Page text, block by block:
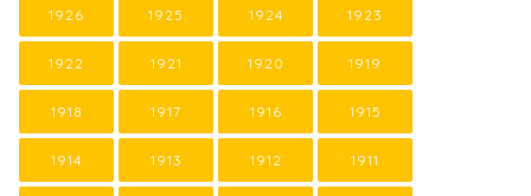
1926 1925 1924 1923
1922 1921 1920 1919
1918 1917 1916 1915
1914 1913 1912 1911